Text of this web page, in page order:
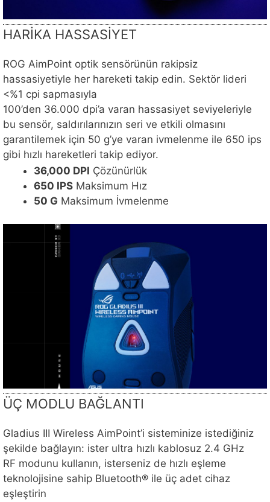
HARİKA HASSASİYET
ROG AimPoint optik sensörünün rakipsiz
hassasiyetiyle her hareketi takip edin. Sektör lideri
<%1 cpi sapmasıyla
100’den 36.000 dpi’a varan hassasiyet seviyeleriyle
bu sensör, saldırılarınızın seri ve etkili olmasını
garantilemek için 50 g’ye varan ivmelenme ile 650 ips
gibi hızlı hareketleri takip ediyor.
36,000 DPI Çözünürlük
650 IPS Maksimum Hız
50 G Maksimum İvmelenme
ÜÇ MODLU BAĞLANTI
Gladius III Wireless AimPoint’i sisteminize istediğiniz
şekilde bağlayın: ister ultra hızlı kablosuz 2.4 GHz
RF modunu kullanın, isterseniz de hızlı eşleme
teknolojisine sahip Bluetooth® ile üç adet cihaz
eşleştirin